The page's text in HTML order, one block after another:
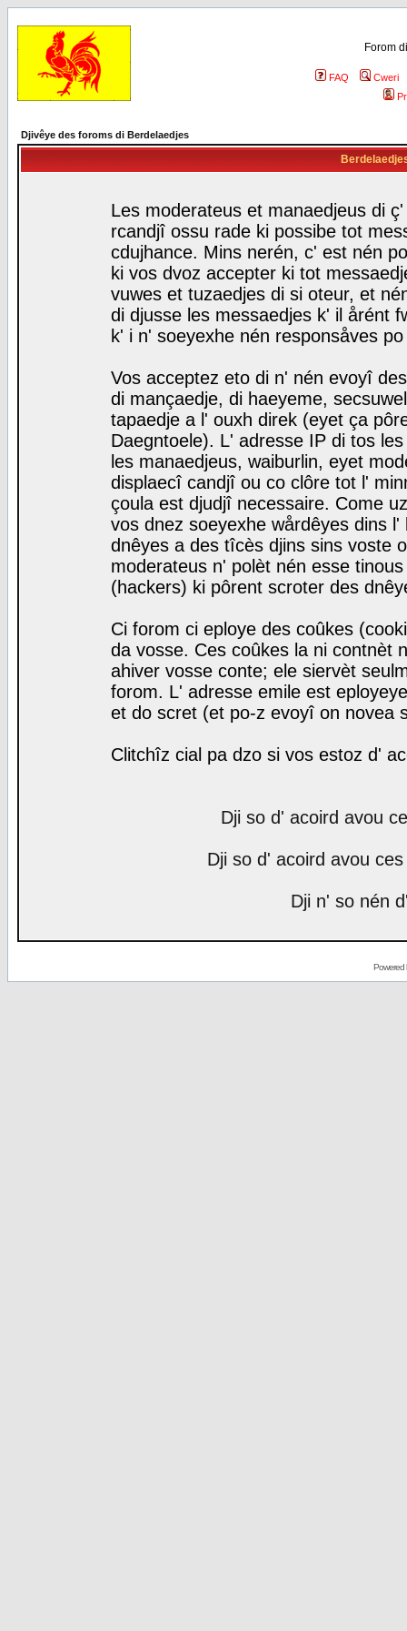
Forom
FAQ
Cweri
Djivêye des foroms di Berdelaedjes
Les moderateus et manaedjeus di
rcandjî ossu rade ki possibe tot
cdujhance. Mins nerén, c' est nén
ki vos dvoz accepter ki tot
vuwes et tuzaedjes di si oteur, et
di djusse les messaedjes k' il årént
k' i n' soeyexhe nén responsåves
Vos acceptez eto di n' nén evoyî
di mançaedje, di haeyeme,
tapaedje a l' ouxh direk (eyet ça
Daegntoele). L' adresse IP di tos
les manaedjeus, waiburlin, eyet
displaecî candjî ou co clôre tot l'
çoula est djudjî necessaire. Come
vos dnez soeyexhe wårdêyes dins
dnêyes a des tîcès djins sins voste
moderateus n' polèt nén esse
(hackers) ki pôrent scroter des
Ci forom ci eploye des coûkes
da vosse. Ces coûkes la ni contnèt
ahiver vosse conte; ele siervèt
forom. L' adresse emile est
et do scret (et po-z evoyî on novea
Clitchîz cial pa dzo si vos estoz d'
Dji so d' acoird avou
Dji so d' acoird avou
Dji n' so nén
Powered